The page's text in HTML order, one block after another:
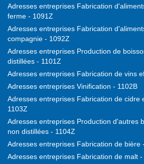
Adresses entreprises Fabrication
ferme - 1091Z
Adresses entreprises Fabrication
compagnie - 1092Z
Adresses entreprises Production de
distillées - 1101Z
Adresses entreprises Fabrication de vins
Adresses entreprises Vinification - 1102B
Adresses entreprises Fabrication de cidre
1103Z
Adresses entreprises Production d'autres
non distillées - 1104Z
Adresses entreprises Fabrication de bière
Adresses entreprises Fabrication de malt -